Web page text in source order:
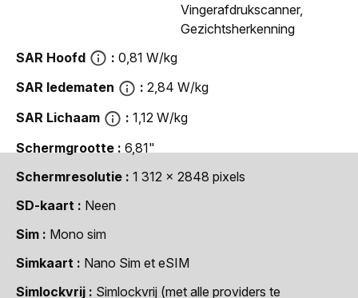
Vingerafdrukscanner,
Gezichtsherkenning
SAR Hoofd
0,81 W/kg
SAR ledematen
2,84 W/kg
SAR Lichaam
1,12 W/kg
Schermgrootte
6,81"
Schermresolutie
1 312 x 2848 pixels
SD-kaart
Neen
Sim
Mono sim
Simkaart
Nano Sim et eSIM
Simlockvrij
Simlockvrij (met alle providers te